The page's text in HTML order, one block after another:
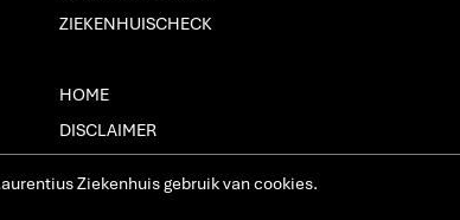
ZIEKENHUISCHECK
HOME
DISCLAIMER
Ziekenhuis gebruik van cookies.